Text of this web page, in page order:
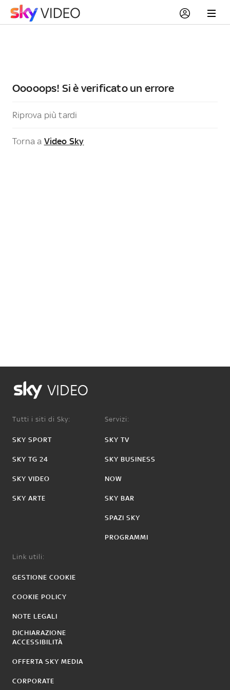
Ooooops! Si è verificato un errore
Riprova più tardi
Torna a Video Sky
VIDEO
Tutti i siti di Sky:
SKY SPORT
SKY TG 24
SKY VIDEO
SKY ARTE
Servizi:
SKY TV
SKY BUSINESS
NOW
SKY BAR
SPAZI SKY
PROGRAMMI
Link utili:
GESTIONE COOKIE
COOKIE POLICY
NOTE LEGALI
DICHIARAZIONE
ACCESSIBILITÀ
OFFERTA SKY MEDIA
CORPORATE